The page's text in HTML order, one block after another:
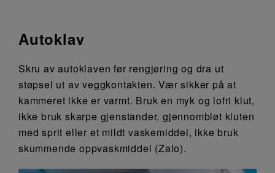
Autoklav
Skru av autoklaven før rengjøring og dra ut
støpsel ut av veggkontakten. Vær sikker på at
kammeret ikke er varmt. Bruk en myk og lofri klut,
ikke bruk skarpe gjenstander, gjennombløt kluten
med sprit eller et mildt vaskemiddel, ikke bruk
skummende oppvaskmiddel (Zalo).